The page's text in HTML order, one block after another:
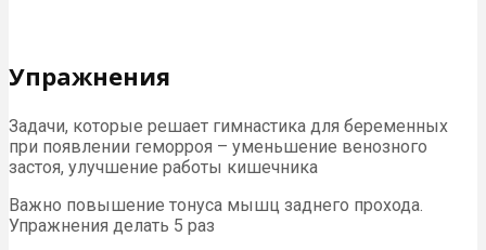
Упражнения
Задачи, которые решает гимнастика для беременных
при появлении геморроя – уменьшение венозного
застоя, улучшение работы кишечника
Важно повышение тонуса мышц заднего прохода.
Упражнения делать 5 раз